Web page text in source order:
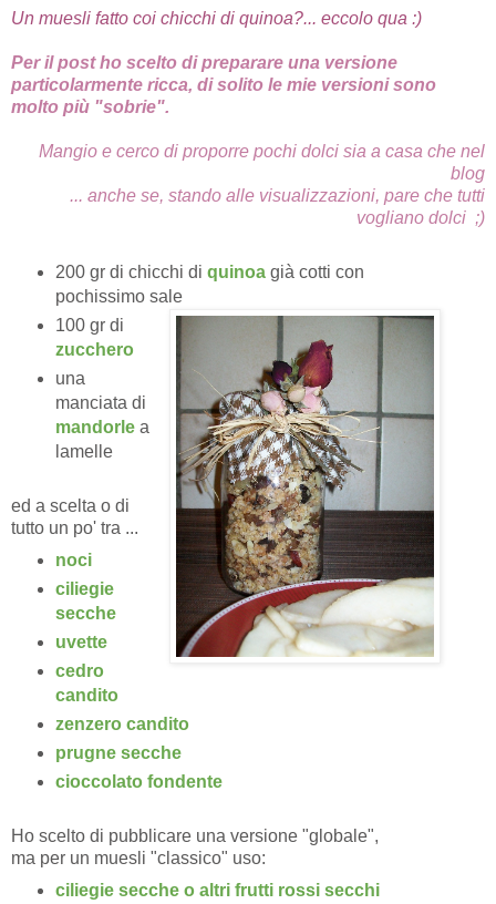
Un muesli fatto coi chicchi di quinoa?... eccolo qua :)
Per il post ho scelto di preparare una versione
particolarmente ricca, di solito le mie versioni sono
molto più "sobrie".
Mangio e cerco di proporre pochi dolci sia a casa che nel
blog
... anche se, stando alle visualizzazioni, pare che tutti
vogliano dolci ;)
200 gr di chicchi di quinoa già cotti con
pochissimo sale
100 gr di
zucchero
una
manciata di
mandorle a
lamelle
ed a scelta o di
tutto un po' tra ...
noci
ciliegie
secche
uvette
cedro
candito
zenzero candito
prugne secche
cioccolato fondente
Ho scelto di pubblicare una versione "globale",
ma per un muesli "classico" uso:
ciliegie secche o altri frutti rossi secchi